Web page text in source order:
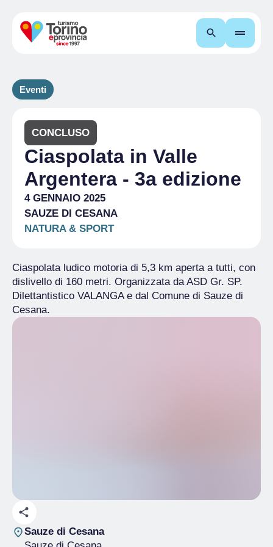
Cerca
Eventi
CONCLUSO
Ciaspolata in Valle
Argentera - 3a edizione
4 GENNAIO 2025
SAUZE DI CESANA
NATURA & SPORT
Ciaspolata ludico motoria di 5,3 km aperta a tutti, con
dislivello di 160 metri. Organizzata da ASD Gr. SP.
Dilettantistico VALANGA e dal Comune di Sauze di
Cesana.
Sauze di Cesana